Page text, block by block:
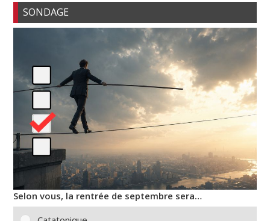
SONDAGE
Selon vous, la rentrée de septembre sera…